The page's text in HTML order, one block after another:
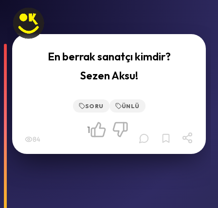
En berrak sanatçı kimdir?
Sezen Aksu!
SORU ÜNLÜ
84
1